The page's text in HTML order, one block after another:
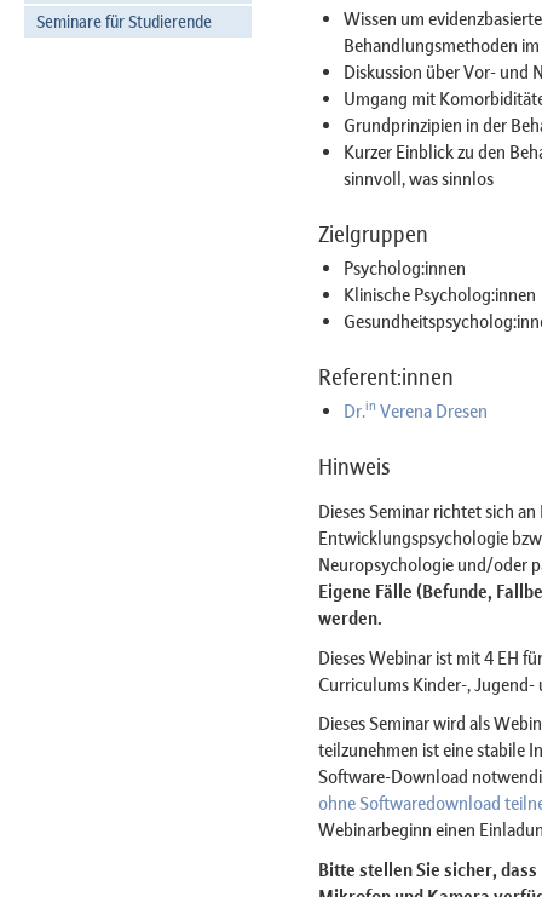
Seminare für Studierende
Wissen um
Behandlungsmethoden
Diskussion über Vor- und
Umgang mit
Grundprinzipien in der
Kurzer Einblick zu den
sinnvoll, was sinnlos
Zielgruppen
Psycholog:innen
Klinische Psycholog:innen
Referent:innen
Dr. in Verena Dresen
Hinweis
Dieses Seminar richtet sich
Entwicklungspsychologie
Neuropsychologie und/oder
Eigene Fälle (Befunde,
werden.
Dieses Webinar ist mit 4 EH
Curriculums Kinder-,
Dieses Seminar wird als
teilzunehmen ist eine stabile
Software-Download
ohne Softwaredownload
Webinarbeginn einen
Bitte stellen Sie sicher,